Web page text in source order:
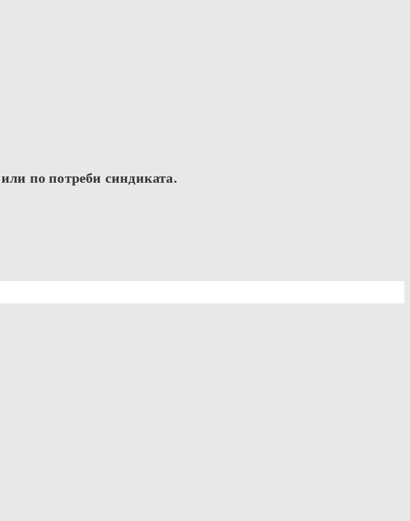
по потреби синдиката.